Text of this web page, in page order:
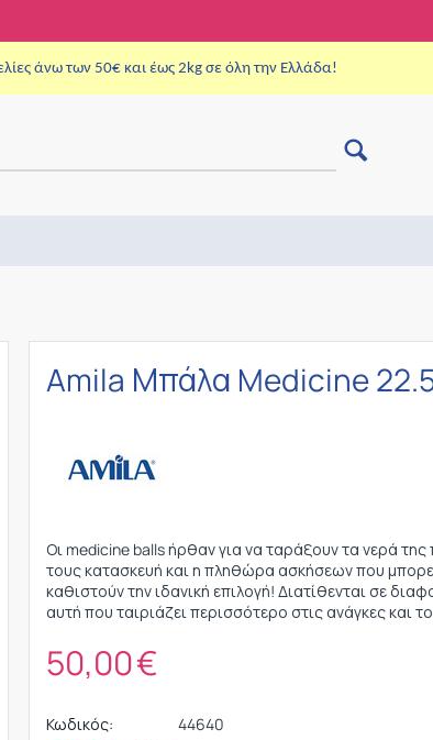
άνω των 50€ και έως 2kg σε όλη την Ελλάδα!
Amila Μπάλα Medicine
Οι medicine balls ήρθαν για να ταράξουν τα νερά
τους κατασκευή και η πληθώρα ασκήσεων που
καθιστούν την ιδανική επιλογή! Διατίθενται σε
αυτή που ταιριάζει περισσότερο στις ανάγκες και
50,00€
Κωδικός:
44640